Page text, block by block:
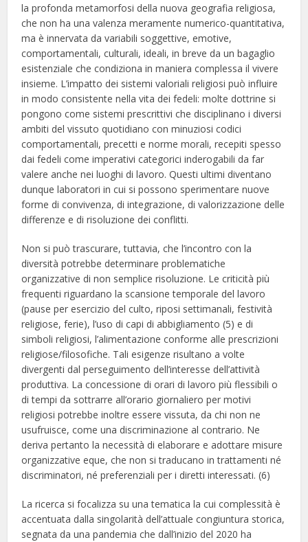
la profonda metamorfosi della nuova geografia religiosa,
che non ha una valenza meramente numerico-quantitativa,
ma è innervata da variabili soggettive, emotive,
comportamentali, culturali, ideali, in breve da un bagaglio
esistenziale che condiziona in maniera complessa il vivere
insieme. L’impatto dei sistemi valoriali religiosi può influire
in modo consistente nella vita dei fedeli: molte dottrine si
pongono come sistemi prescrittivi che disciplinano i diversi
ambiti del vissuto quotidiano con minuziosi codici
comportamentali, precetti e norme morali, recepiti spesso
dai fedeli come imperativi categorici inderogabili da far
valere anche nei luoghi di lavoro. Questi ultimi diventano
dunque laboratori in cui si possono sperimentare nuove
forme di convivenza, di integrazione, di valorizzazione delle
differenze e di risoluzione dei conflitti.
Non si può trascurare, tuttavia, che l’incontro con la
diversità potrebbe determinare problematiche
organizzative di non semplice risoluzione. Le criticità più
frequenti riguardano la scansione temporale del lavoro
(pause per esercizio del culto, riposi settimanali, festività
religiose, ferie), l’uso di capi di abbigliamento (5) e di
simboli religiosi, l’alimentazione conforme alle prescrizioni
religiose/filosofiche. Tali esigenze risultano a volte
divergenti dal perseguimento dell’interesse dell’attività
produttiva. La concessione di orari di lavoro più flessibili o
di tempi da sottrarre all’orario giornaliero per motivi
religiosi potrebbe inoltre essere vissuta, da chi non ne
usufruisce, come una discriminazione al contrario. Ne
deriva pertanto la necessità di elaborare e adottare misure
organizzative eque, che non si traducano in trattamenti né
discriminatori, né preferenziali per i diretti interessati. (6)
La ricerca si focalizza su una tematica la cui complessità è
accentuata dalla singolarità dell’attuale congiuntura storica,
segnata da una pandemia che dall’inizio del 2020 ha